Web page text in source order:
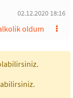
02.12.2020 18:16
oldum